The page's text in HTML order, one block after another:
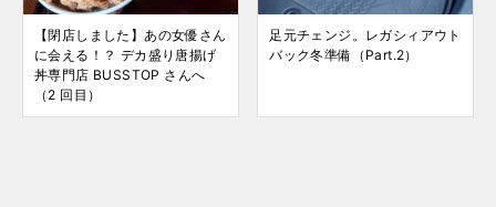
【閉店しました】あの女優さん
に会える！？ デカ盛り唐揚げ
丼専門店 BUSSTOP さんへ
（2 回目）
足元チェンジ。レガシィアウト
バック冬準備（Part.2）